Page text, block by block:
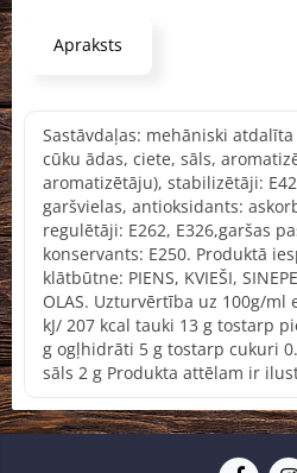
Apraksts
Sastāvdaļas: mehāniski
cūku ādas, ciete, sāls,
aromatizētāju), stabilizētāji:
garšvielas, antioksidants:
regulētāji: E262, E326,garšas
konservants: E250. Produktā
klātbūtne: PIENS, KVIEŠI,
OLAS. Uzturvērtība uz 100g/ml
kJ/ 207 kcal tauki 13 g tostarp
g ogļhidrāti 5 g tostarp cukuri
sāls 2 g Produkta attēlam ir